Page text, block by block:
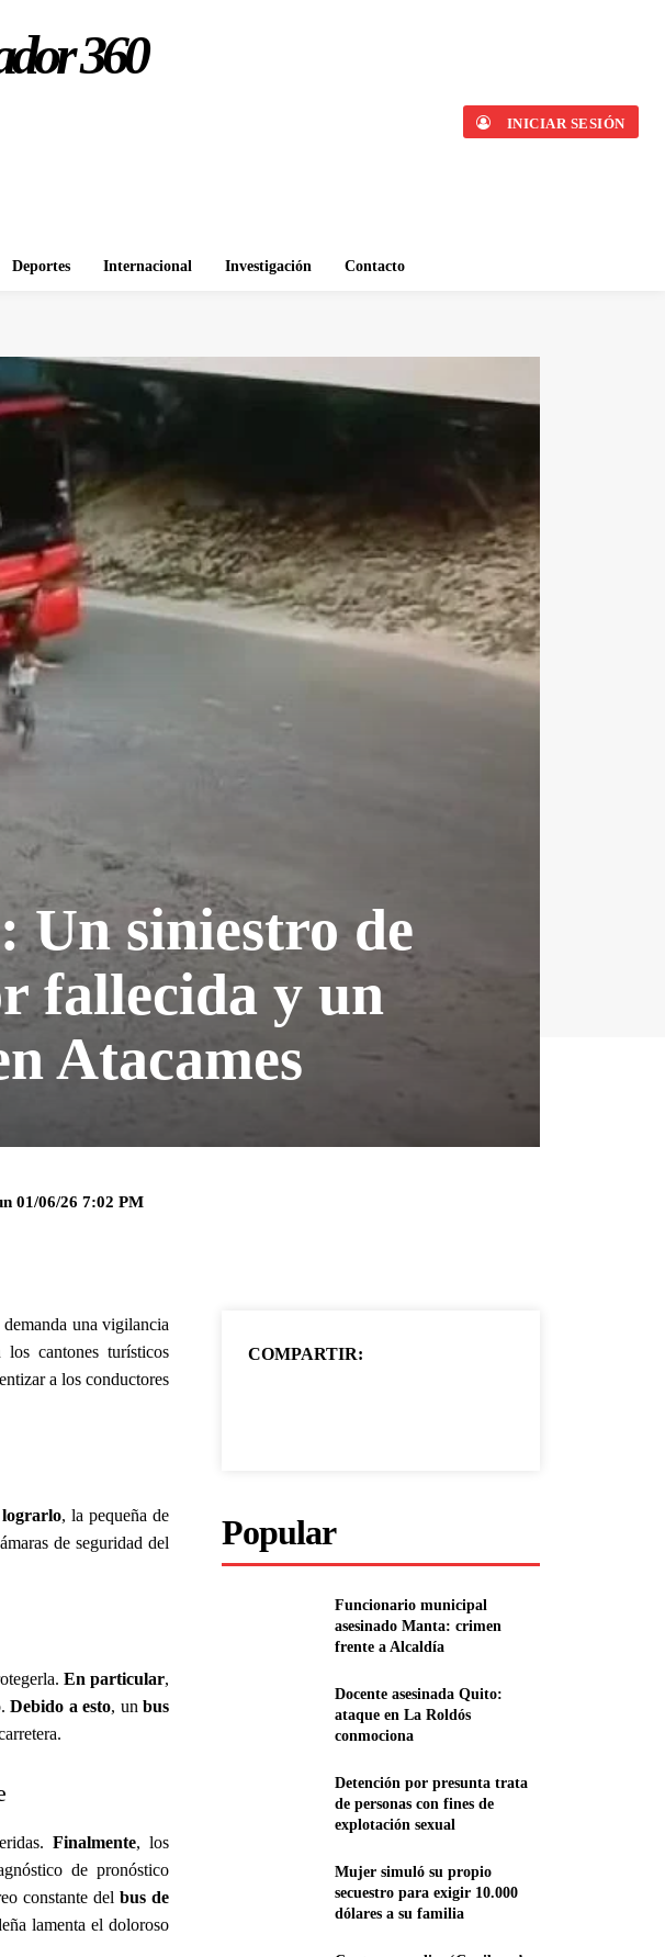
360
INICIAR SESIÓN
Deportes Internacional Investigación Contacto
Un siniestro de
fallecida y un
Atacames
01/06/26 7:02 PM
una vigilancia
cantones turísticos
a los conductores
, la pequeña de
de seguridad del
En particular,
Debido a esto, unbus
Finalmente, los
de pronóstico
constante delbus de
lamenta el doloroso
COMPARTIR:
Popular
Funcionario municipal
asesinado Manta: crimen
frente a Alcaldía
Docente asesinada Quito:
ataque en La Roldós
conmociona
Detención por presunta trata
de personas con fines de
explotación sexual
Mujer simuló su propio
secuestro para exigir 10.000
dólares a su familia